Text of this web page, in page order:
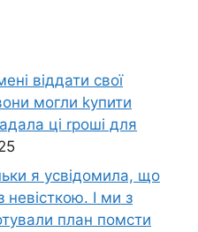
віддати свої
могли kупити
ці rроші для
я усвідомила, що
невісткою. І ми з
план помсти